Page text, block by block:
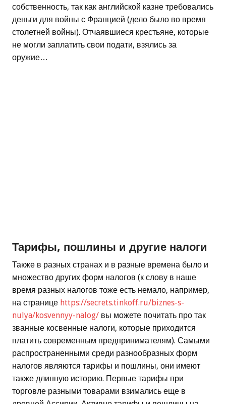
собственность, так как английской казне требовались
деньги для войны с Францией (дело было во время
столетней войны). Отчаявшиеся крестьяне, которые
не могли заплатить свои подати, взялись за
оружие…
Тарифы, пошлины и другие налоги
Также в разных странах и в разные времена было и
множество других форм налогов (к слову в наше
время разных налогов тоже есть немало, например,
на странице https://secrets.tinkoff.ru/biznes-s-
nulya/kosvennyy-nalog/ вы можете почитать про так
званные косвенные налоги, которые приходится
платить современным предпринимателям). Самыми
распространенными среди разнообразных форм
налогов являются тарифы и пошлины, они имеют
также длинную историю. Первые тарифы при
торговле разными товарами взимались еще в